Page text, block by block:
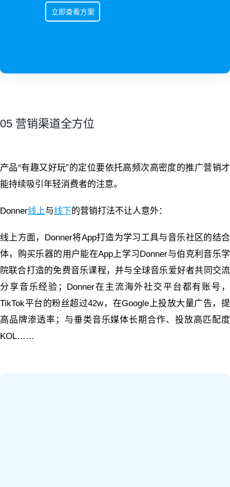
立即查看方案
05 营销渠道全方位
产品“有趣又好玩”的定位要依托高频次高密度的推广营销才
能持续吸引年轻消费者的注意。
Donner线上与线下的营销打法不让人意外：
线上方面，Donner将App打造为学习工具与音乐社区的结合
体，购买乐器的用户能在App上学习Donner与伯克利音乐学
院联合打造的免费音乐课程，并与全球音乐爱好者共同交流
分享音乐经验；Donner在主流海外社交平台都有账号，
TikTok平台的粉丝超过42w，在Google上投放大量广告，提
高品牌渗透率；与垂类音乐媒体长期合作、投放高匹配度
KOL……